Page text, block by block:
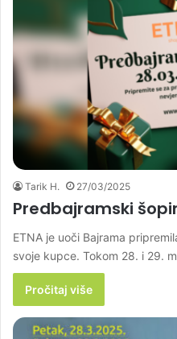
Tarik H. 27/03/2025
Predbajramski
ETNA je uoči Bajrama
svoje kupce. Tokom 28. i 29.
Pročitaj više